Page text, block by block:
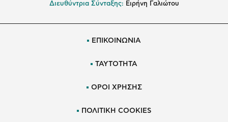
Διευθύντρια Σύνταξης: Ειρήνη Γαλιώτου
ΕΠΙΚΟΙΝΩΝΙΑ
ΤΑΥΤΟΤΗΤΑ
ΟΡΟΙ ΧΡΗΣΗΣ
ΠΟΛΙΤΙΚΗ COOKIES